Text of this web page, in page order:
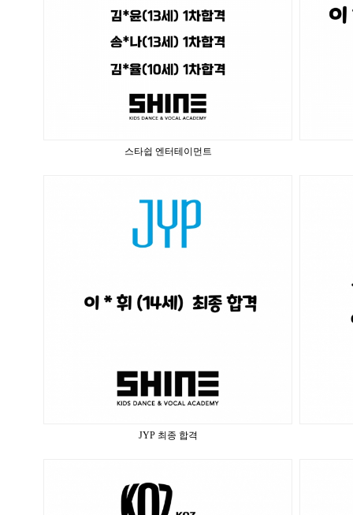
스타쉽 엔터테이먼트
JYP 최종 합격